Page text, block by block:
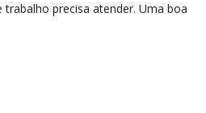
precisa atender. Uma boa